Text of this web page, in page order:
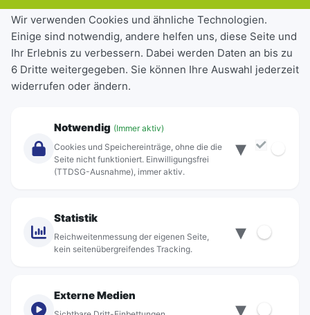
Tickets & Tarife
Deutschlandticket
Schülerkarte
Einzeltickets
Abonnements
Über Rebus
Standorte
Wir verwenden Cookies und ähnliche Technologien.
Einige sind notwendig, andere helfen uns, diese Seite und
Ihr Erlebnis zu verbessern. Dabei werden Daten an bis zu
6 Dritte weitergegeben. Sie können Ihre Auswahl jederzeit
widerrufen oder ändern.
Notwendig (Immer aktiv)
Cookies und Speichereinträge, ohne die die
Seite nicht funktioniert. Einwilligungsfrei
(TTDSG-Ausnahme), immer aktiv.
▾
Statistik
Reichweitenmessung der eigenen Seite,
kein seitenübergreifendes Tracking.
▾
Externe Medien
▾